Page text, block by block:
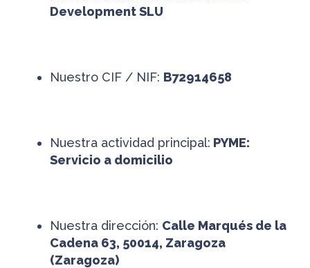
Development SLU
Nuestro CIF / NIF: B72914658
Nuestra actividad principal: PYME:
Servicio a domicilio
Nuestra dirección: Calle Marqués de la
Cadena 63, 50014, Zaragoza
(Zaragoza)